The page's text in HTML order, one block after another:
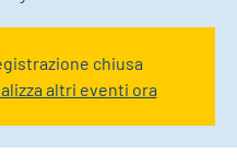
chiusa
altri eventi ora